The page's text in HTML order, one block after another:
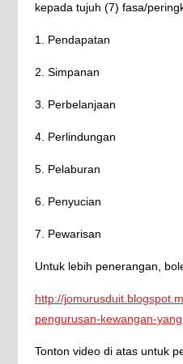
kepada tujuh (7) fasa/
1. Pendapatan
2. Simpanan
3. Perbelanjaan
4. Perlindungan
5. Pelaburan
6. Penyucian
7. Pewarisan
Untuk lebih penerangan,
http://
pengurusan-kewangan-
Tonton video di atas untuk